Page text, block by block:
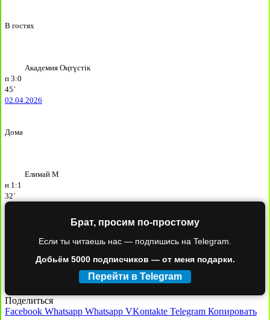
В гостях
Академия Оңтүстік
п 3:0
45`
02.04.2026
Дома
Елимай М
н 1:1
32`
Брат, просим по-простому
Если ты читаешь нас — подпишись на Telegram.
Добьём 5000 подписчиков — от меня подарки.
Перейти в Telegram
Поделиться
Facebook Whatsapp Whatsapp VKontakte Telegram Копировать